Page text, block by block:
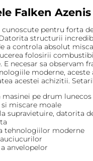
Falken Azenis
cunoscute pentru forta
structurii
a controla absolut
folosirii
E necesar sa observam
moderne,
acestei achizitii.
masinei pe drum lunecos
miscare moale
supravietuire, datorita
tehnologiilor moderne
anvelopelor